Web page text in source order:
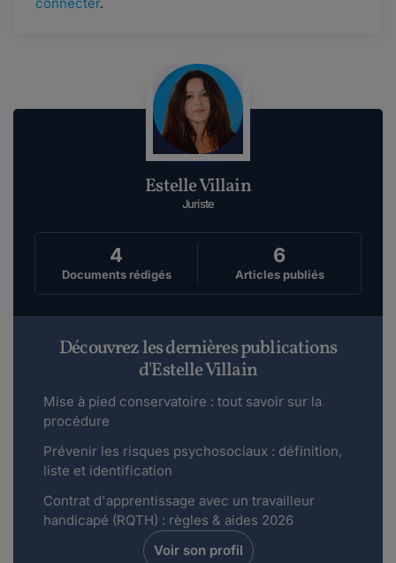
Estelle Villain
Juriste
4
Documents rédigés
6
Articles publiés
Découvrez les dernières publications
d'Estelle Villain
Mise à pied conservatoire : tout savoir sur la
procédure
Prévenir les risques psychosociaux : définition,
liste et identification
Contrat d'apprentissage avec un travailleur
handicapé (RQTH) : règles & aides 2026
Voir son profil